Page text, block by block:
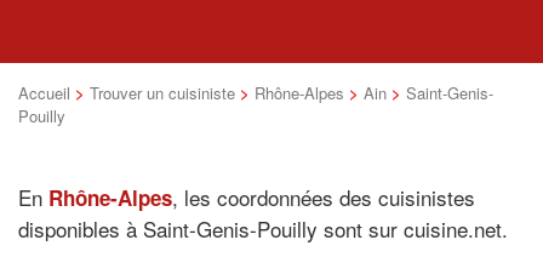
Accueil > Trouver un cuisiniste > Rhône-Alpes > Ain > Saint-Genis-
Pouilly
En Rhône-Alpes, les coordonnées des cuisinistes
disponibles à Saint-Genis-Pouilly sont sur cuisine.net.